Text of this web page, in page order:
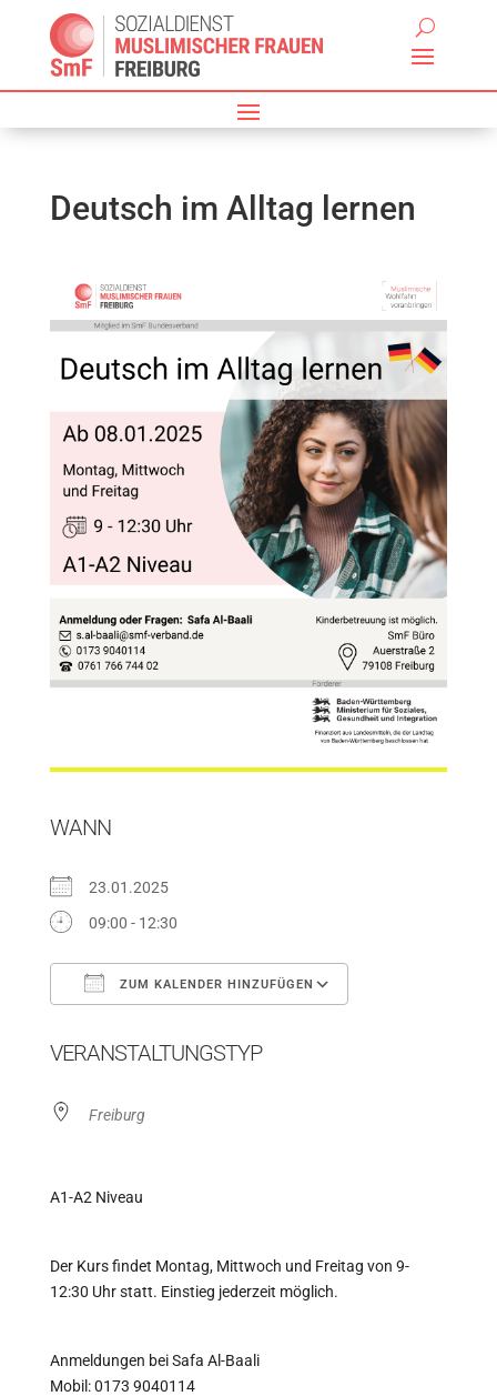
Deutsch im Alltag lernen
WANN
23.01.2025
09:00 - 12:30
ZUM KALENDER HINZUFÜGEN
VERANSTALTUNGSTYP
Freiburg
A1-A2 Niveau
Der Kurs findet Montag, Mittwoch und Freitag von 9-
12:30 Uhr statt. Einstieg jederzeit möglich.
Anmeldungen bei Safa Al-Baali
Mobil: 0173 9040114